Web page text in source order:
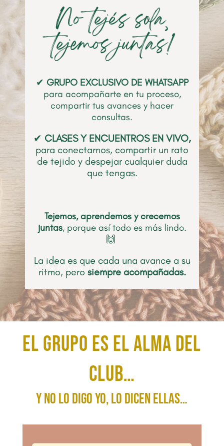
No tejés sola‚
tejemos juntas!
✔ GRUPOEXCLUSIVO DE WHATSAPP
para acompañarte en tu proceso,
compartir tus avances y hacer
consultas.
✔ CLASES Y ENCUENTROS EN VIVO,
para conectarnos, compartir un rato
de tejido y despejar cualquier duda
que tengas.
Tejemos, aprendemos y crecemos
juntas, porque así todo es más lindo.
🙌
La idea es que cada una avance a su
ritmo, pero siempre acompañadas.
El grupo es el alma del
Club…
y no lo digo yo, lo dicen ellas…